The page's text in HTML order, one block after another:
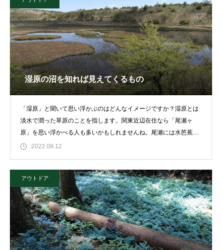
湿原の沼を知れば見えてくるもの
「湿原」と聞いて思い浮かぶのはどんなイメージですか？湿原とは
淡水で潤った草原のことを指します。関東近辺在住なら「尾瀬ヶ
原」を思い浮かべる人も多いかもしれませんね。尾瀬には水芭蕉が
咲く清らかな別天地とい
2022.08.12
アウトドア